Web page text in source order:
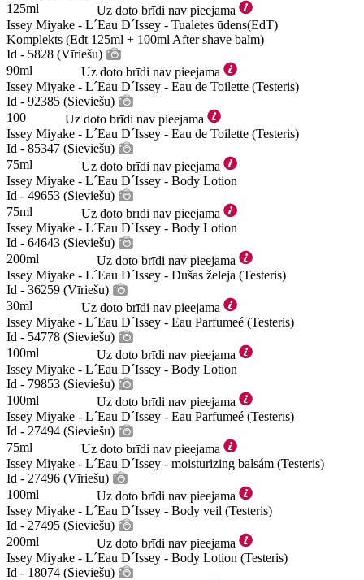
125ml
Uz doto brīdi nav pieejama
Issey Miyake - L´Eau D´Issey - Tualetes ūdens(EdT)
Komplekts (Edt 125ml + 100ml After shave balm)
Id - 5828 (Vīriešu)
90ml
Uz doto brīdi nav pieejama
Issey Miyake - L´Eau D´Issey - Eau de Toilette (Testeris)
Id - 92385 (Sieviešu)
100
Uz doto brīdi nav pieejama
Issey Miyake - L´Eau D´Issey - Eau de Toilette (Testeris)
Id - 85347 (Sieviešu)
75ml
Uz doto brīdi nav pieejama
Issey Miyake - L´Eau D´Issey - Body Lotion
Id - 49653 (Sieviešu)
75ml
Uz doto brīdi nav pieejama
Issey Miyake - L´Eau D´Issey - Body Lotion
Id - 64643 (Sieviešu)
200ml
Uz doto brīdi nav pieejama
Issey Miyake - L´Eau D´Issey - Dušas želeja (Testeris)
Id - 36259 (Vīriešu)
30ml
Uz doto brīdi nav pieejama
Issey Miyake - L´Eau D´Issey - Eau Parfumeé (Testeris)
Id - 54778 (Sieviešu)
100ml
Uz doto brīdi nav pieejama
Issey Miyake - L´Eau D´Issey - Body Lotion
Id - 79853 (Sieviešu)
100ml
Uz doto brīdi nav pieejama
Issey Miyake - L´Eau D´Issey - Eau Parfumeé (Testeris)
Id - 27494 (Sieviešu)
75ml
Uz doto brīdi nav pieejama
Issey Miyake - L´Eau D´Issey - moisturizing balsám (Testeris)
Id - 27496 (Vīriešu)
100ml
Uz doto brīdi nav pieejama
Issey Miyake - L´Eau D´Issey - Body veil (Testeris)
Id - 27495 (Sieviešu)
200ml
Uz doto brīdi nav pieejama
Issey Miyake - L´Eau D´Issey - Body Lotion (Testeris)
Id - 18074 (Sieviešu)